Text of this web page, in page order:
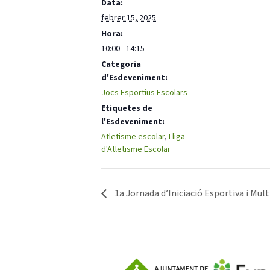
Data:
febrer 15, 2025
Hora:
10:00 - 14:15
Categoria
d'Esdeveniment:
Jocs Esportius Escolars
Etiquetes de
l'Esdeveniment:
Atletisme escolar, Lliga
d'Atletisme Escolar
1a Jornada d’Iniciació Esportiva i